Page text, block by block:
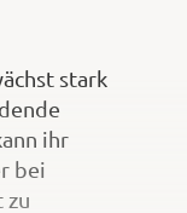
stark
ihr
bei
zu